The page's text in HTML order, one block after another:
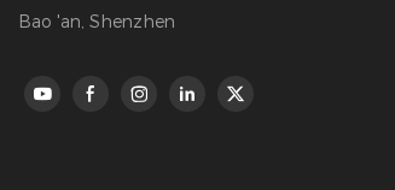
Bao 'an, Shenzhen